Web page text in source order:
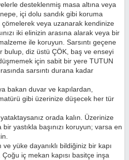
desteklenmiş masa altına veya
içi dolu sandık gibi koruma
veya uzanarak kendinize
iki elinizin arasına alarak veya bir
ile koruyun. Sarsıntı geçene
bulup, diz üstü ÇÖK, baş ve enseyi
için sabit bir yere TUTUN
sarsıntı durana kadar
duvar ve kapılardan,
gibi üzerinize düşecek her tür
orada kalın. Üzerinize
yastıkla başınızı koruyun; varsa en
yüke dayanıklı bildiğiniz bir kapı
Çoğu iç mekan kapısı basitçe inşa